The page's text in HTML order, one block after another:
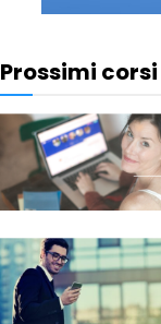
Prossimi corsi